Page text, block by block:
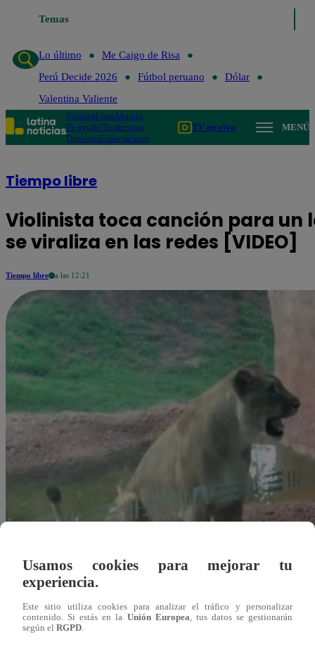
Temas
Lo último
Me Caigo de Risa
Perú Decide 2026
Fútbol peruano
Dólar
Valentina Valiente
PolíticaLimaMundo
Te ayudoTendencias
DeportesEspectáculos
TV en vivo MENÚ
Tiempo libre
Violinista toca canción para un
se viraliza en las redes [VIDEO]
Tiempo libre a las 12:21
Redacción Latina
Usamos cookies para mejorar tu
experiencia.
Este sitio utiliza cookies para analizar el tráfico y personalizar
contenido. Si estás en la Unión Europea , tus datos se gestionarán
según el RGPD